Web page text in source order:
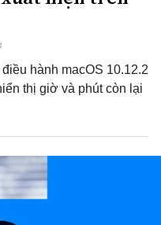
hành macOS 10.12.2
thị giờ và phút còn lại